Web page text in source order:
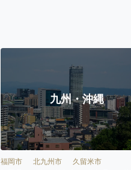
九州・沖縄
福岡市 北九州市
久留米市